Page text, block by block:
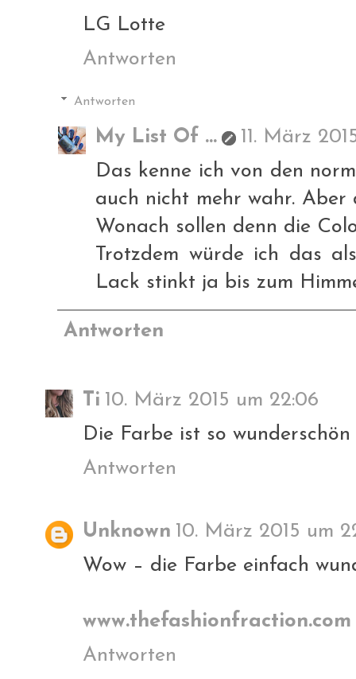
LG Lotte
Antworten
Antworten
My List Of ...
11. März
Das kenne ich von den
auch nicht mehr wahr.
Wonach sollen denn die
Trotzdem würde ich das
Lack stinkt ja bis zum
Antworten
Ti 10. März 2015 um 22:06
Die Farbe ist so
Antworten
Unknown 10. März 2015 um
Wow – die Farbe einfach
www.thefashionfraction.com
Antworten